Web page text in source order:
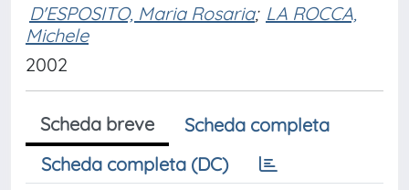
D'ESPOSITO, Maria Rosaria; LA ROCCA,
Michele
2002
Scheda breve
Scheda completa
Scheda completa (DC)